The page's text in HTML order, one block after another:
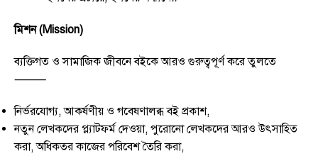
মিশন (Mission)
ব্যক্তিগত ও সামাজিক জীবনে বইকে আরও গুরুত্বপূর্ণ করে তুলতে
⸻
নির্ভরযোগ্য, আকর্ষণীয় ও গবেষণালব্ধ বই প্রকাশ,
নতুন লেখকদের প্ল্যাটফর্ম দেওয়া, পুরোনো লেখকদের আরও উৎসাহিত
করা, অধিকতর কাজের পরিবেশ তৈরি করা,